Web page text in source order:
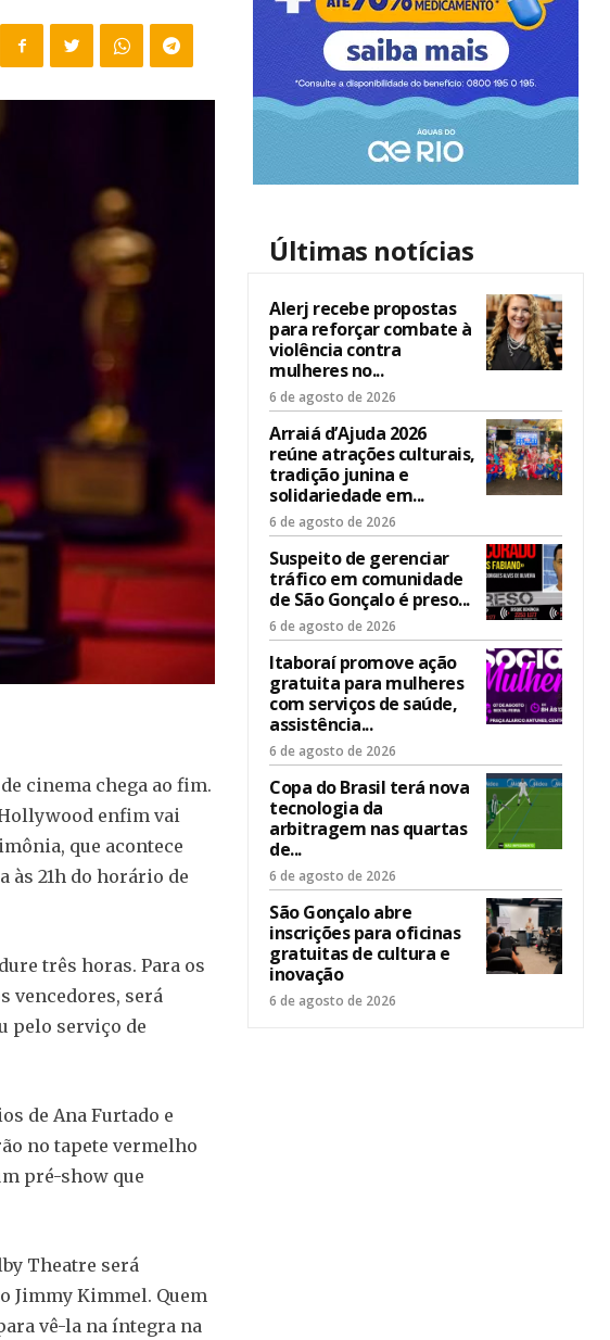
cinema chega ao fim.
enfim vai
que acontece
às 21h do horário de
três horas. Para os
vencedores, será
pelo serviço de
de Ana Furtado e
no tapete vermelho
pré-show que
Theatre será
Jimmy Kimmel. Quem
vê-la na íntegra na
Últimas notícias
Alerj recebe propostas
para reforçar combate à
violência contra
mulheres no...
6 de agosto de 2026
Arraiá d’Ajuda 2026
reúne atrações culturais,
tradição junina e
solidariedade em...
6 de agosto de 2026
Suspeito de gerenciar
tráfico em comunidade
de São Gonçalo é preso...
6 de agosto de 2026
Itaboraí promove ação
gratuita para mulheres
com serviços de saúde,
assistência...
6 de agosto de 2026
Copa do Brasil terá nova
tecnologia da
arbitragem nas quartas
de...
6 de agosto de 2026
São Gonçalo abre
inscrições para oficinas
gratuitas de cultura e
inovação
6 de agosto de 2026